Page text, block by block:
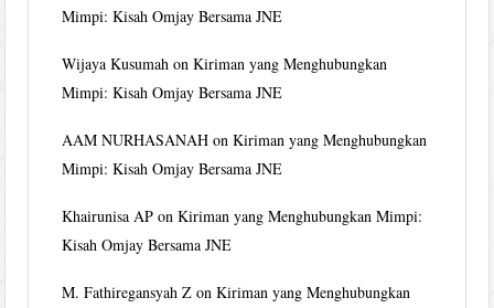
Mimpi: Kisah Omjay Bersama JNE
Wijaya Kusumah onKiriman yang Menghubungkan
Mimpi: Kisah Omjay Bersama JNE
AAM NURHASANAH onKiriman yang Menghubungkan
Mimpi: Kisah Omjay Bersama JNE
Khairunisa AP onKiriman yang Menghubungkan Mimpi:
Kisah Omjay Bersama JNE
M. Fathiregansyah Z onKiriman yang Menghubungkan